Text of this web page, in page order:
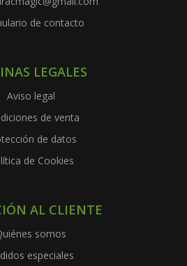
de contacto
LEGALES
Aviso legal
de venta
de datos
de Cookies
AL CLIENTE
somos
especiales